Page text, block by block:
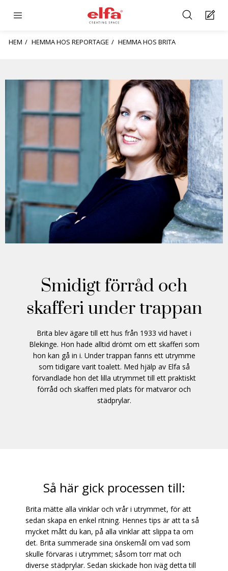
HEM HEMMA HOS REPORTAGE HEMMA HOS BRITA
Smidigt förråd och
skafferi under trappan
Brita blev ägare till ett hus från 1933 vid havet i
Blekinge. Hon hade alltid drömt om ett skafferi som
hon kan gå in i. Under trappan fanns ett utrymme
som tidigare varit toalett. Med hjälp av Elfa så
förvandlade hon det lilla utrymmet till ett praktiskt
förråd och skafferi med plats för matvaror och
städprylar.
Så här gick processen till:
Brita mätte alla vinklar och vrår i utrymmet, för att
sedan skapa en enkel ritning. Hennes tips är att ta så
mycket mått du kan, på alla vinklar att slippa ta om
det. Brita summerade sina önskemål om vad som
skulle förvaras i utrymmet; såsom torr mat och
diverse städprylar. Sedan skickade hon iväg detta till